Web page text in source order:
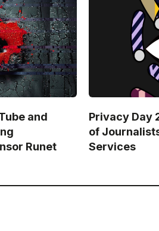
and
Runet
Privacy Day
of
Services